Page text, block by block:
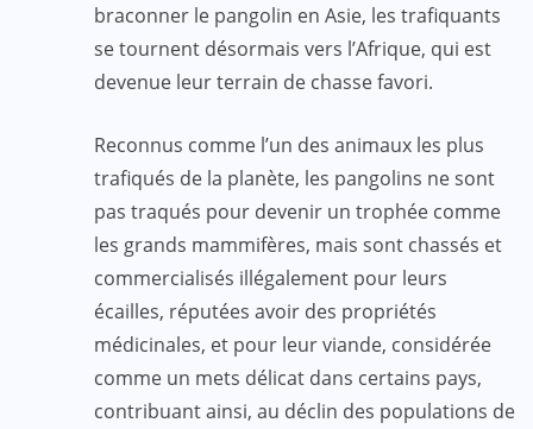
braconner le pangolin en Asie, les trafiquants
se tournent désormais vers l’Afrique, qui est
devenue leur terrain de chasse favori.
Reconnus comme l’un des animaux les plus
trafiqués de la planète, les pangolins ne sont
pas traqués pour devenir un trophée comme
les grands mammifères, mais sont chassés et
commercialisés illégalement pour leurs
écailles, réputées avoir des propriétés
médicinales, et pour leur viande, considérée
comme un mets délicat dans certains pays,
contribuant ainsi, au déclin des populations de